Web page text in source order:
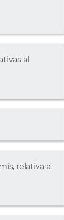
al
relativa a